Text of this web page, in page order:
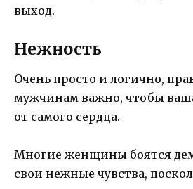
выход.
Нежность
Очень просто и логично,
мужчинам важно, чтобы
от самого сердца.
Многие женщины боятся
свои нежные чувства,